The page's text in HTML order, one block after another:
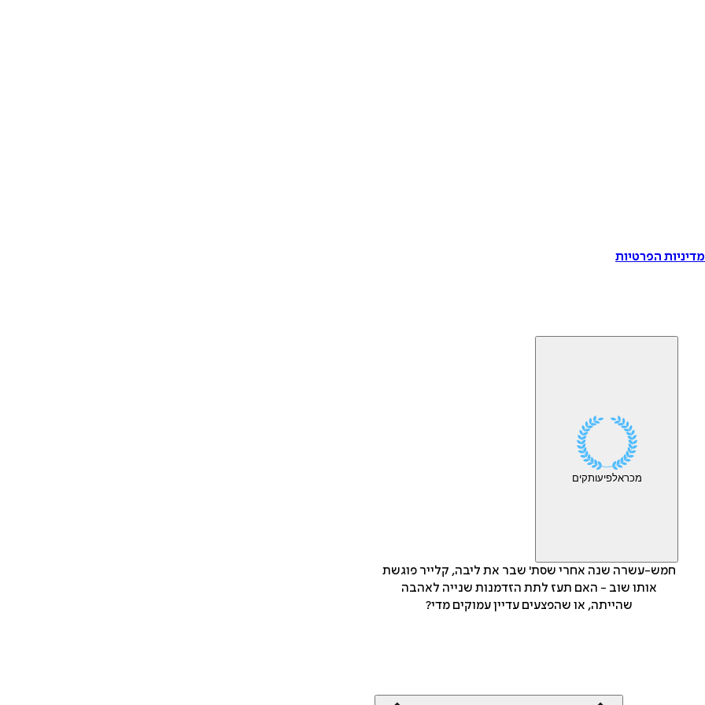
הפרטיות
מכראלפיעותקים
חמש-עשרה שנה אחרי שסת' שבר את ליבה, קלייר פוגשת
אותו שוב - האם תעז לתת הזדמנות שנייה לאהבה
שהייתה, או שהפצעים עדיין עמוקים מדי?